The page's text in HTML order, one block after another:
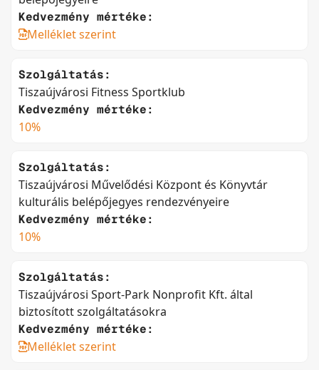
Kedvezmény mértéke:
Melléklet szerint
Szolgáltatás:
Tiszaújvárosi Fitness Sportklub
Kedvezmény mértéke:
10%
Szolgáltatás:
Tiszaújvárosi Művelődési Központ és Könyvtár
kulturális belépőjegyes rendezvényeire
Kedvezmény mértéke:
10%
Szolgáltatás:
Tiszaújvárosi Sport-Park Nonprofit Kft. által
biztosított szolgáltatásokra
Kedvezmény mértéke:
Melléklet szerint